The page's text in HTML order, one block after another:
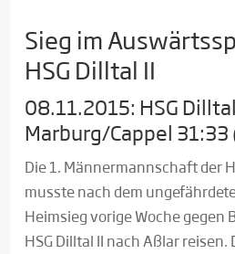
Sieg im
HSG Dilltal II
08.11.2015: HSG Dilltal
Marburg/Cappel 31:33
Die 1. Männermannschaft der
musste nach dem
Heimsieg vorige Woche gegen
HSG Dilltal II nach Aßlar